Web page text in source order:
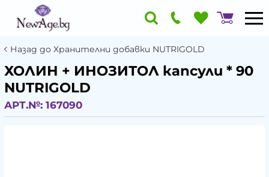
Назад до Хранителни добавки NUTRIGOLD
ХОЛИН + ИНОЗИТОЛ капсули * 90
NUTRIGOLD
АРТ.№: 167090